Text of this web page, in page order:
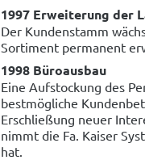
1997 Erweiterung der
Der Kundenstamm
Sortiment permanent
1998 Büroausbau
Eine Aufstockung des
bestmögliche
Erschließung neuer
nimmt die Fa. Kaiser
hat.